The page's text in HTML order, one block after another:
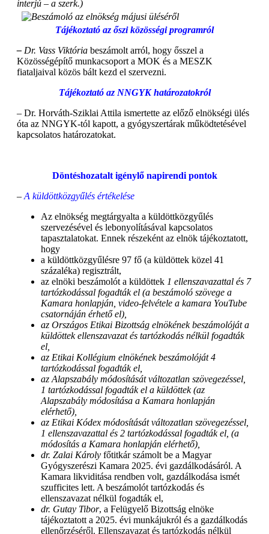
interjú – a szerk.)
Tájékoztató az őszi közösségi programról
– Dr. Vass Viktória beszámolt arról, hogy ősszel a
Közösségépítő munkacsoport a MOK és a MESZK
fiataljaival közös bált kezd el szervezni.
Tájékoztató az NNGYK határozatokról
– Dr. Horváth-Sziklai Attila ismertette az előző elnökségi ülés
óta az NNGYK-tól kapott, a gyógyszertárak működtetésével
kapcsolatos határozatokat.
Döntéshozatalt igénylő napirendi pontok
– A küldöttközgyűlés értékelése
Az elnökség megtárgyalta a küldöttközgyűlés
szervezésével és lebonyolításával kapcsolatos
tapasztalatokat. Ennek részeként az elnök tájékoztatott,
hogy
a küldöttközgyűlésre 97 fő (a küldöttek közel 41
százaléka) regisztrált,
az elnöki beszámolót a küldöttek 1 ellenszavazattal és 7
tartózkodással fogadták el (a beszámoló szövege a
Kamara honlapján, video-felvétele a kamara YouTube
csatornáján érhető el),
az Országos Etikai Bizottság elnökének beszámolóját a
küldöttek ellenszavazat és tartózkodás nélkül fogadták
el,
az Etikai Kollégium elnökének beszámolóját 4
tartózkodással fogadták el,
az Alapszabály módosítását változatlan szövegezéssel,
1 tartózkodással fogadták el a küldöttek (az
Alapszabály módosítása a Kamara honlapján
elérhető),
az Etikai Kódex módosítását változatlan szövegezéssel,
1 ellenszavazattal és 2 tartózkodással fogadták el, (a
módosítás a Kamara honlapján elérhető),
dr. Zalai Károly főtitkár számolt be a Magyar
Gyógyszerészi Kamara 2025. évi gazdálkodásáról. A
Kamara likviditása rendben volt, gazdálkodása ismét
szufficites lett. A beszámolót tartózkodás és
ellenszavazat nélkül fogadták el,
dr. Gutay Tibor, a Felügyelő Bizottság elnöke
tájékoztatott a 2025. évi munkájukról és a gazdálkodás
ellenőrzéséről. Ellenszavazat és tartózkodás nélkül